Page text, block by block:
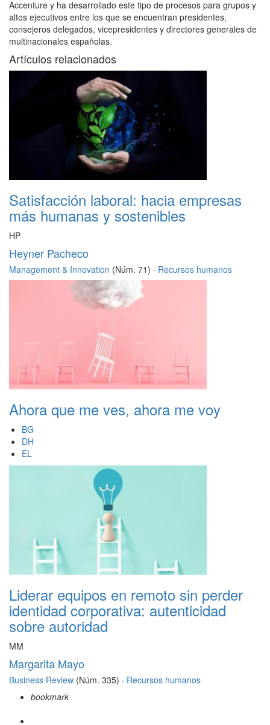
Accenture y ha desarrollado este tipo de procesos para grupos y
altos ejecutivos entre los que se encuentran presidentes,
consejeros delegados, vicepresidentes y directores generales de
multinacionales españolas.
Artículos relacionados
Satisfacción laboral: hacia empresas
más humanas y sostenibles
HP
Heyner Pacheco
Management & Innovation (Núm. 71) · Recursos humanos
Ahora que me ves, ahora me voy
BG
DH
EL
Liderar equipos en remoto sin perder
identidad corporativa: autenticidad
sobre autoridad
MM
Margarita Mayo
Business Review (Núm. 335) · Recursos humanos
bookmark